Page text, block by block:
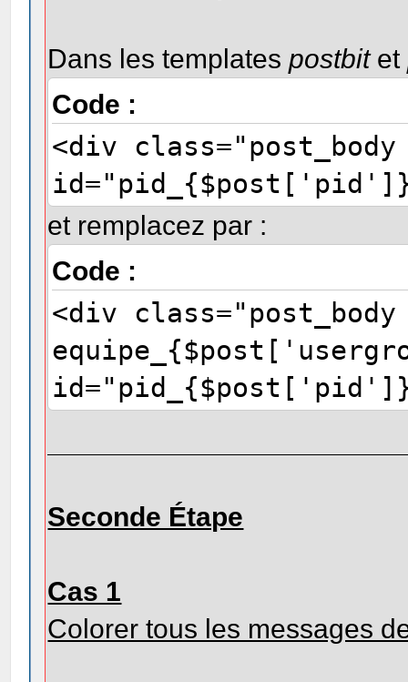
Dans les templatespostbitet
Code :
<div class="post_body
et remplacez par :
Code :
<div class="post_body
Seconde Étape
Cas 1
Colorer tous les messages